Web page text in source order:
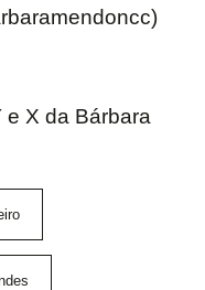
X da Bárbara